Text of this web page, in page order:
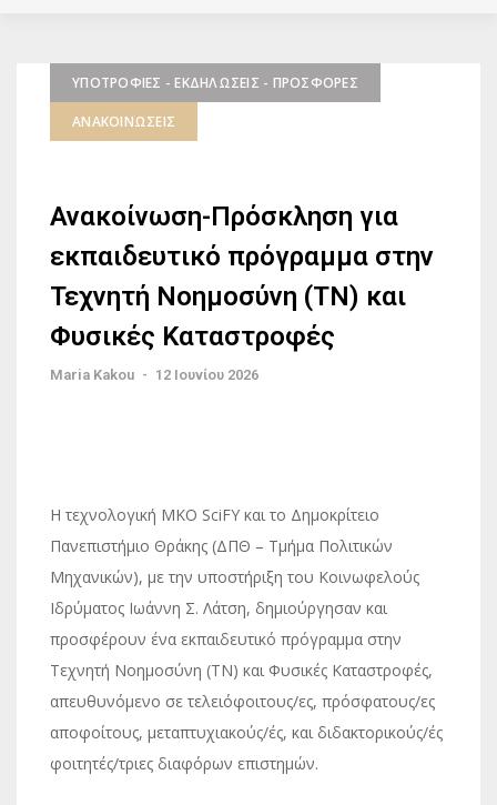
ΥΠΟΤΡΟΦΊΕΣ - ΕΚΔΗΛΏΣΕΙΣ - ΠΡΟΣΦΟΡΈΣ
ΑΝΑΚΟΙΝΏΣΕΙΣ
Ανακοίνωση-Πρόσκληση για
εκπαιδευτικό πρόγραμμα στην
Τεχνητή Νοημοσύνη (ΤΝ) και
Φυσικές Καταστροφές
Maria Kakou - 12 Ιουνίου 2026
Η τεχνολογική MKO SciFY και το Δημοκρίτειο
Πανεπιστήμιο Θράκης (ΔΠΘ – Τμήμα Πολιτικών
Μηχανικών), με την υποστήριξη του Κοινωφελούς
Ιδρύματος Ιωάννη Σ. Λάτση, δημιούργησαν και
προσφέρουν ένα εκπαιδευτικό πρόγραμμα στην
Τεχνητή Νοημοσύνη (ΤΝ) και Φυσικές Καταστροφές,
απευθυνόμενο σε τελειόφοιτους/ες, πρόσφατους/ες
αποφοίτους, μεταπτυχιακούς/ές, και διδακτορικούς/ές
φοιτητές/τριες διαφόρων επιστημών.